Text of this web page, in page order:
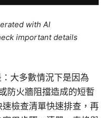
with AI
important details
大多數情況下是因為
防火牆阻擋造成的短暫
檢查清單快速排查，再